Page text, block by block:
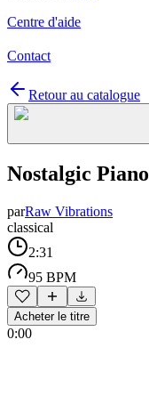
Centre d'aide
Contact
Retour au catalogue
Nostalgic Piano
parRaw Vibrations
classical
2:31
95 BPM
Acheter le titre
0:00